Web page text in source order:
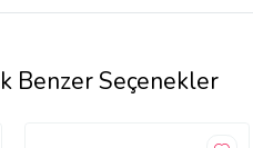
Benzer Seçenekler